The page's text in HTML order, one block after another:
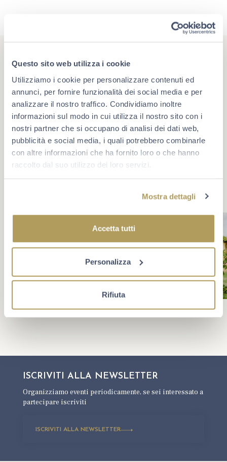
Questo sito web utilizza i cookie
Utilizziamo i cookie per personalizzare contenuti ed
annunci, per fornire funzionalità dei social media e per
analizzare il nostro traffico. Condividiamo inoltre
informazioni sul modo in cui utilizza il nostro sito con i
nostri partner che si occupano di analisi dei dati web,
pubblicità e social media, i quali potrebbero combinarle
con altre informazioni che ha fornito loro o che hanno
raccolto dal suo utilizzo dei loro servizi.
Mostra dettagli
Accetta tutti
Personalizza
Rifiuta
#berlucchimoments
Che cosa rende un momento unico? A volte è un evento,
oppure un traguardo. Più spesso è la compagnia giusta e
la voglia di star bene insieme. Scopri Berlucchi sui
ISCRIVITI ALLA NEWSLETTER
Organizziamo eventi periodicamente,se sei interessato a
partecipare iscriviti
ISCRIVITI ALLA NEWSLETTER